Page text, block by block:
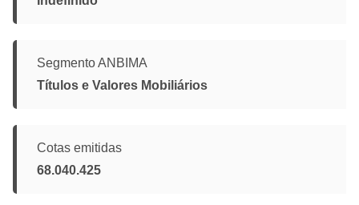
Segmento ANBIMA
Títulos e Valores Mobiliários
Cotas emitidas
68.040.425